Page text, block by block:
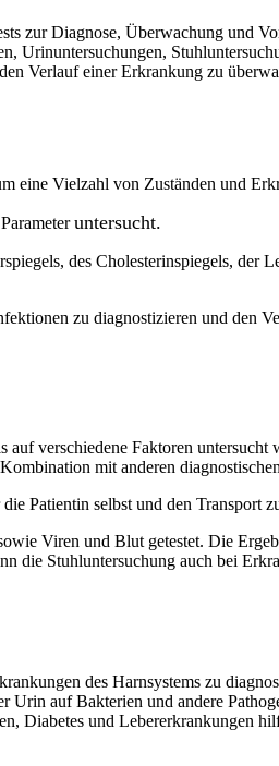
zur Dia­gno­se, Über­wa­chung und
Urin­un­ter­su­chun­gen,
Ver­lauf einer Erkran­kung zu
eine Viel­zahl von Zustän­den und
unter­sucht.
des Cho­le­ste­rin­spie­gels,
zu dia­gnos­ti­zie­ren und den
auf ver­schie­de­ne Fak­to­ren
mit ande­ren
Pati­en­tin selbst und den Trans­port
Viren und Blut getes­tet. Die
die Stuhl­un­ter­su­chung auch bei
des Harn­sys­tems zu
auf Bak­te­ri­en und ande­re
Dia­be­tes und Leber­er­kran­kun­gen